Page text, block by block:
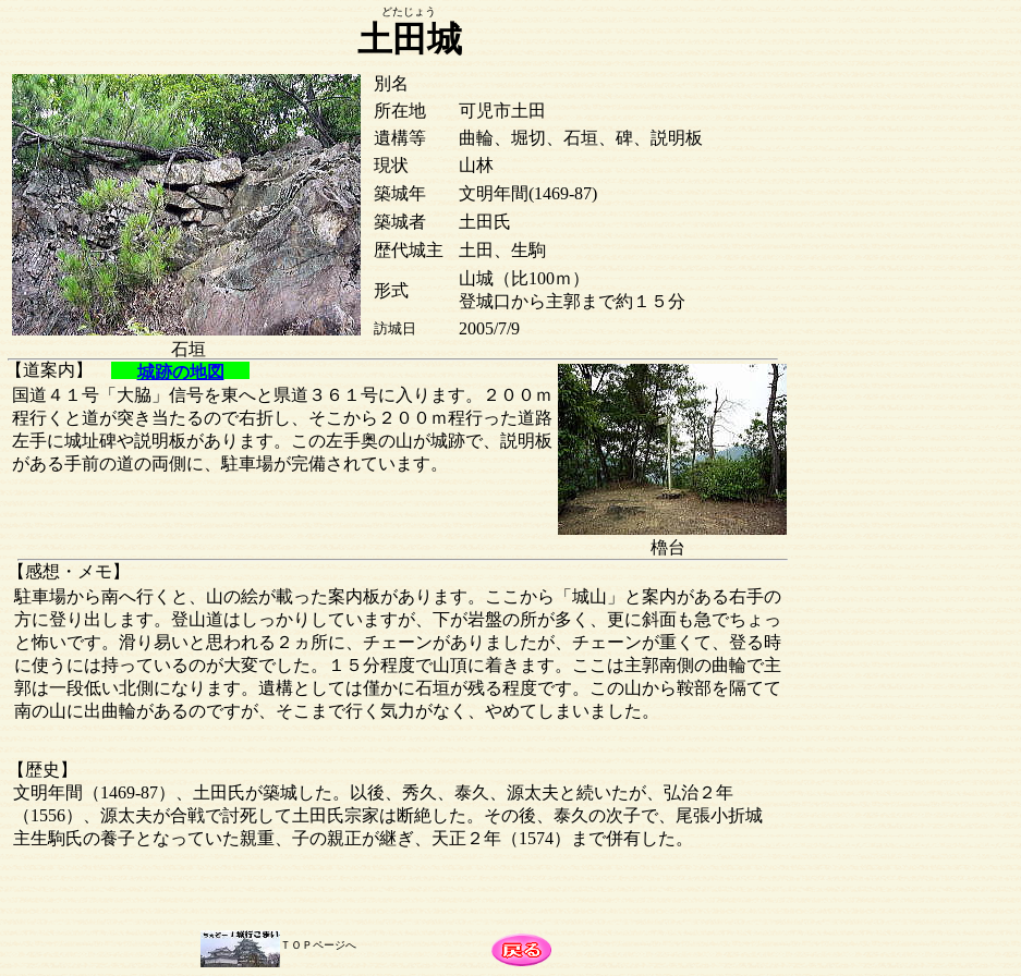
城跡の地図
土田城
別名
所在地
可児市土田
遺構等
曲輪、堀切、石垣、碑、説明板
現状
山林
築城年
文明年間(1469-87)
築城者
土田氏
歴代城主
土田、生駒
形式
山城（比100ｍ）
登城口から主郭まで約１５分
訪城日 2005/7/9
【道案内】
【感想・メモ】
どたじょう
【歴史】
ＴＯＰページへ
櫓台
国道４１号「大脇」信号を東へと県道３６１号に入ります。２００ｍ
程行くと道が突き当たるので右折し、そこから２００ｍ程行った道路
左手に城址碑や説明板があります。この左手奥の山が城跡で、説明板
がある手前の道の両側に、駐車場が完備されています。
駐車場から南へ行くと、山の絵が載った案内板があります。ここから「城山」と案内がある右手の
方に登り出します。登山道はしっかりしていますが、下が岩盤の所が多く、更に斜面も急でちょっ
と怖いです。滑り易いと思われる２ヵ所に、チェーンがありましたが、チェーンが重くて、登る時
に使うには持っているのが大変でした。１５分程度で山頂に着きます。ここは主郭南側の曲輪で主
郭は一段低い北側になります。遺構としては僅かに石垣が残る程度です。この山から鞍部を隔てて
南の山に出曲輪があるのですが、そこまで行く気力がなく、やめてしまいました。
文明年間（1469-87）、土田氏が築城した。以後、秀久、泰久、源太夫と続いたが、弘治２年
（1556）、源太夫が合戦で討死して土田氏宗家は断絶した。その後、泰久の次子で、尾張小折城
主生駒氏の養子となっていた親重、子の親正が継ぎ、天正２年（1574）まで併有した。
石垣